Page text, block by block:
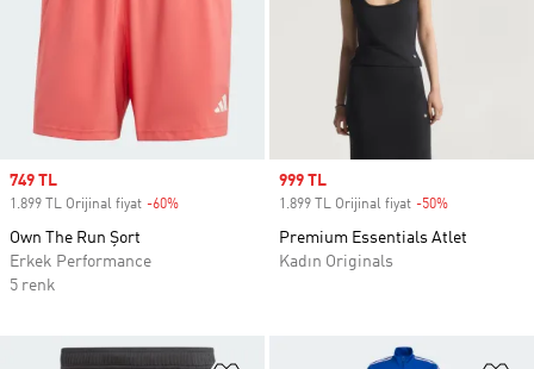
Sale price
749 TL
1.899 TL Orijinal fiyat -60%
Own The Run Şort
Erkek Performance
5 renk
Sale price
999 TL
1.899 TL Orijinal fiyat -50%
Premium Essentials Atlet
Kadın Originals